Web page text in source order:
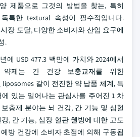
제품으로 그것의 방법을 찾는, 특히
특한 textural 속성이 필수적입니다.
장 도달, 다양한 소비자와 산업 요구에
.
에 USD 477.3 백만에 가치와 2024에서
약제는 간 건강 보충교재를 위한
같이 전진한 약 납품 체계, 특
있는 일어나는 관심사를 주어진 1 차
충제 분야는 뇌 건강, 간 기능 및 심혈
, 간 기능, 심장 혈관 웰빙에 대한 고도
방 건강에 소비자 초점에 의해 구동됩